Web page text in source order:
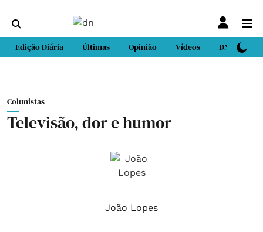
Edição Diária Últimas Opinião Vídeos DN Sport
Colunistas
Televisão, dor e humor
João Lopes